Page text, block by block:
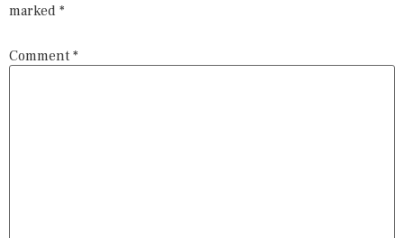
marked *
Comment *